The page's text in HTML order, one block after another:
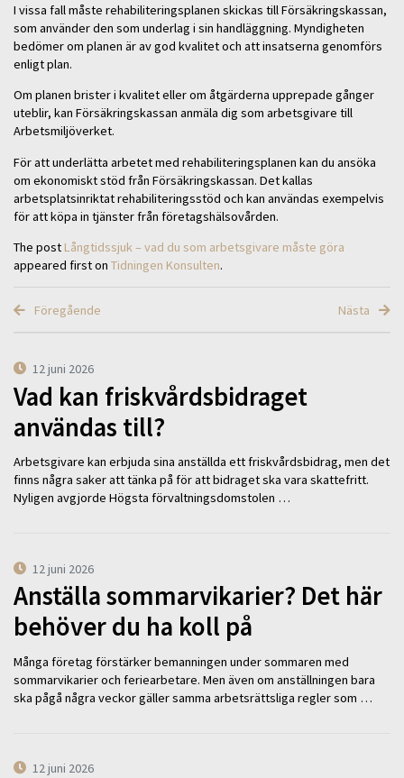
I vissa fall måste rehabiliteringsplanen skickas till Försäkringskassan,
som använder den som underlag i sin handläggning. Myndigheten
bedömer om planen är av god kvalitet och att insatserna genomförs
enligt plan.
Om planen brister i kvalitet eller om åtgärderna upprepade gånger
uteblir, kan Försäkringskassan anmäla dig som arbetsgivare till
Arbetsmiljöverket.
För att underlätta arbetet med rehabiliteringsplanen kan du ansöka
om ekonomiskt stöd från Försäkringskassan. Det kallas
arbetsplatsinriktat rehabiliteringsstöd och kan användas exempelvis
för att köpa in tjänster från företagshälsovården.
The post Långtidssjuk – vad du som arbetsgivare måste göra
appeared first on Tidningen Konsulten.
Föregående Nästa
12 juni 2026
Vad kan friskvårdsbidraget
användas till?
Arbetsgivare kan erbjuda sina anställda ett friskvårdsbidrag, men det
finns några saker att tänka på för att bidraget ska vara skattefritt.
Nyligen avgjorde Högsta förvaltningsdomstolen …
12 juni 2026
Anställa sommarvikarier? Det här
behöver du ha koll på
Många företag förstärker bemanningen under sommaren med
sommarvikarier och feriearbetare. Men även om anställningen bara
ska pågå några veckor gäller samma arbetsrättsliga regler som …
12 juni 2026